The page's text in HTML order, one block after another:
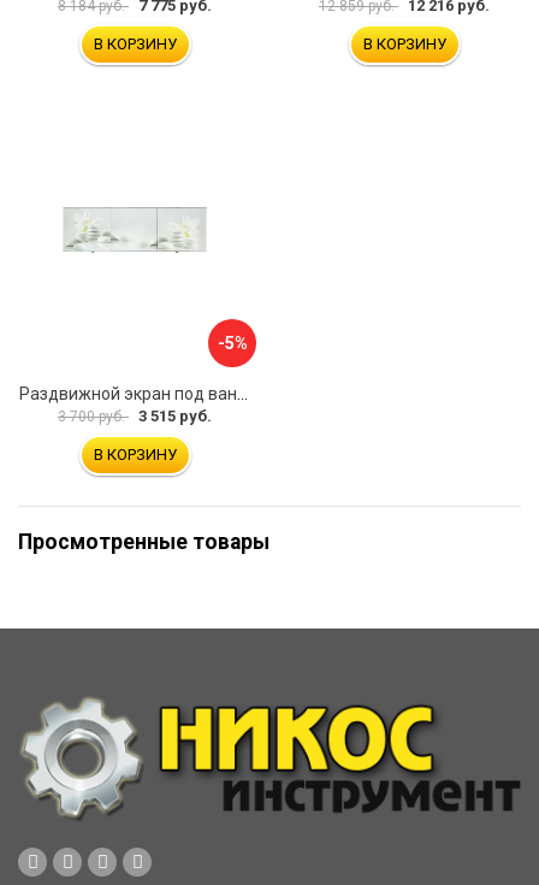
8 184 руб. 7 775 руб.
В КОРЗИНУ
12 859 руб. 12 216 руб.
В КОРЗИНУ
-5%
3 700 руб. 3 515 руб.
В КОРЗИНУ
Просмотренные товары